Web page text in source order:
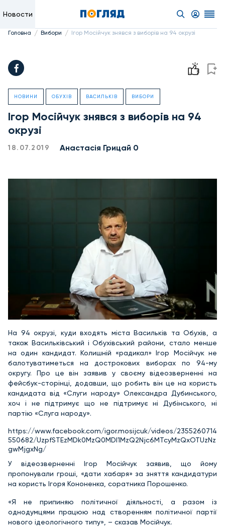
Новости
Головна / Вибори / Ігор Мосійчук знявся з виборів на 94 окрузі
НОВИНИ ОБУХІВ ВАСИЛЬКІВ ВИБОРИ
Ігор Мосійчук знявся з виборів на 94
окрузі
18.07.2019 Анастасія Грицай 0
На 94 окрузі, куди входять міста Васильків та Обухів, а
також Васильківський і Обухівський райони, стало менше
на один кандидат. Колишній «радикал» Ігор Мосійчук не
балотуватиметься на дострокових виборах по 94-му
округу. Про це він заявив у своєму відеозверненні на
фейсбук-сторінці, додавши, що робить він це на користь
кандидата від «Слуги народу» Олександра Дубинського,
хоч і не підтримує що не підтримує ні Дубінського, ні
партію «Слуга народу».
https://www.facebook.com/igor.mosijcuk/videos/2355260714
550682/UzpfSTEzMDk0MzQ0MDI1MzQ2Njc6MTcyMzQxOTUzNz
gwMjgxNg/
У відеозверненні Ігор Мосійчук заявив, що йому
пропонували гроші, «дати хабаря» за зняття кандидатури
на користь Ігоря Кононенка, соратника Порошенко.
«Я не припиняю політичної діяльності, а разом із
однодумцями працюю над створенням політичної партії
нового ідеологічного типу», – сказав Мосійчук.